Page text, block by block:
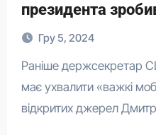
президента
Гру 5, 2024
Раніше держсекретар США заявив, що Україна
має ухвалити «важкі
відкритих джерел